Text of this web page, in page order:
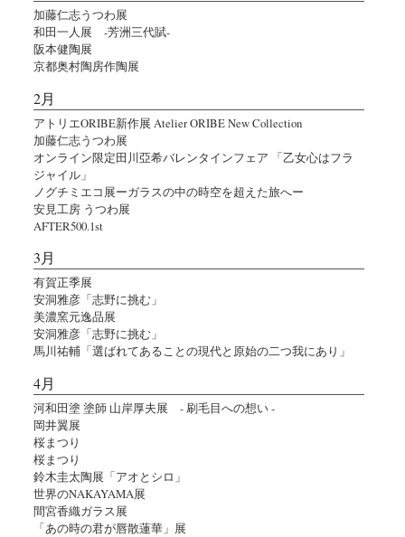
加藤仁志うつわ展
和田一人展 -芳洲三代賦-
阪本健陶展
京都奥村陶房作陶展
2月
アトリエORIBE新作展 Atelier ORIBE New Collection
加藤仁志うつわ展
オンライン限定田川亞希バレンタインフェア 「乙女心はフラ
ジャイル」
ノグチミエコ展ーガラスの中の時空を超えた旅へー
安見工房 うつわ展
AFTER500.1st
3月
有賀正季展
安洞雅彦「志野に挑む」
美濃窯元逸品展
安洞雅彦「志野に挑む」
馬川祐輔「選ばれてあることの現代と原始の二つ我にあり」
4月
河和田塗 塗師 山岸厚夫展 - 刷毛目への想い -
岡井翼展
桜まつり
桜まつり
鈴木圭太陶展「アオとシロ」
世界のNAKAYAMA展
間宮香織ガラス展
「あの時の君が唇散蓮華」展